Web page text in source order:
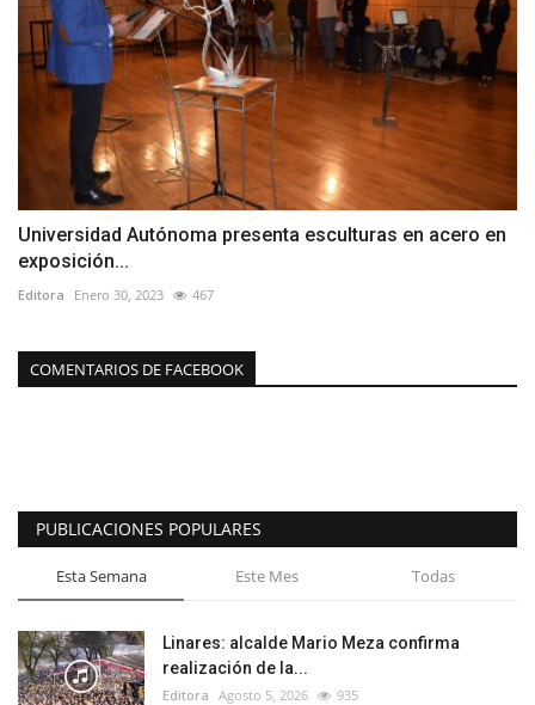
Universidad Autónoma presenta esculturas en acero en
exposición...
Editora Enero 30, 2023 467
COMENTARIOS DE FACEBOOK
PUBLICACIONES POPULARES
Esta Semana Este Mes Todas
Linares: alcalde Mario Meza confirma
realización de la...
Editora Agosto 5, 2026 935